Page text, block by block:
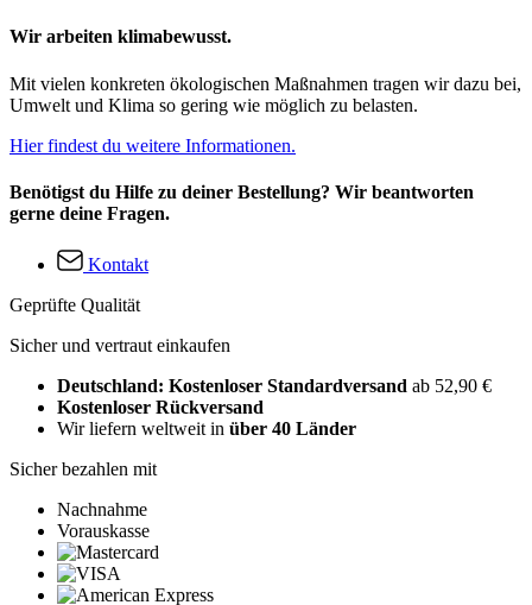
Wir arbeiten klimabewusst.
Mit vielen konkreten ökologischen Maßnahmen tragen wir dazu bei,
Umwelt und Klima so gering wie möglich zu belasten.
Hier findest du weitere Informationen.
Benötigst du Hilfe zu deiner Bestellung? Wir beantworten
gerne deine Fragen.
Kontakt
Geprüfte Qualität
Sicher und vertraut einkaufen
Deutschland: Kostenloser Standardversand ab 52,90 €
Kostenloser Rückversand
Wir liefern weltweit in über 40 Länder
Sicher bezahlen mit
Nachnahme
Vorauskasse